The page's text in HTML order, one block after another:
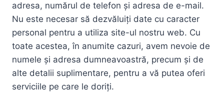
adresa, numărul de telefon și adresa de e-mail.
Nu este necesar să dezvăluiți date cu caracter
personal pentru a utiliza site-ul nostru web. Cu
toate acestea, în anumite cazuri, avem nevoie de
numele și adresa dumneavoastră, precum și de
alte detalii suplimentare, pentru a vă putea oferi
serviciile pe care le doriți.